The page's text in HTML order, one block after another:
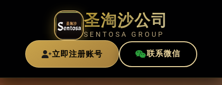
圣淘沙公司
SENTOSA GROUP
立即注册账号 联系微信